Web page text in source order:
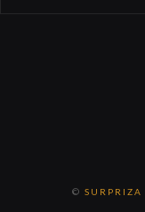
© SURPRIZA